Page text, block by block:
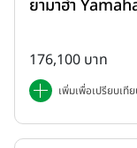
ยามาฮ่า
176,100 บาท
เพิ่มเพื่อเปรียบเที